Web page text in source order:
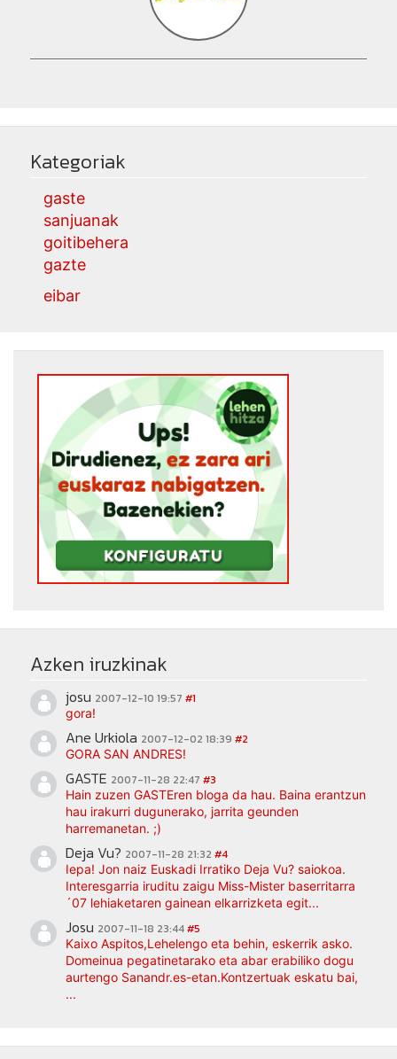
Kategoriak
gaste
sanjuanak
goitibehera
gazte
eibar
Azken iruzkinak
josu 2007-12-10 19:57 #1
gora!
Ane Urkiola 2007-12-02 18:39 #2
GORA SAN ANDRES!
GASTE 2007-11-28 22:47 #3
Hain zuzen GASTEren bloga da hau. Baina erantzun
hau irakurri dugunerako, jarrita geunden
harremanetan. ;)
Deja Vu? 2007-11-28 21:32 #4
Iepa! Jon naiz Euskadi Irratiko Deja Vu? saiokoa.
Interesgarria iruditu zaigu Miss-Mister baserritarra
´07 lehiaketaren gainean elkarrizketa egit...
Josu 2007-11-18 23:44#5
Kaixo Aspitos,Lehelengo eta behin, eskerrik asko.
Domeinua pegatinetarako eta abar erabiliko dogu
aurtengo Sanandr.es-etan.Kontzertuak eskatu bai,
...